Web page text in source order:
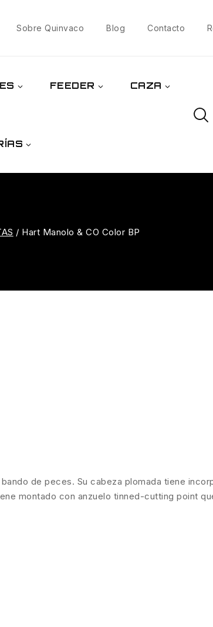
Sobre Quinvaco Blog Contacto
FEEDER CAZA
/ Hart Manolo & CO Color BP
de peces. Su cabeza plomada tiene
montado con anzuelo tinned-cutting point